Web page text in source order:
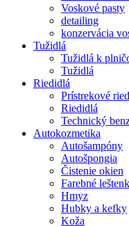
Voskové pasty
detailing
konzervácia
Tužidlá
Tužidlá k
Tužidlá
Riedidlá
Prístrekové
Riedidlá
Technický
Autokozmetika
Autošampóny
Autošpongia
Čistenie okien
Farebné
Hmyz
Hubky a kefky
Koža